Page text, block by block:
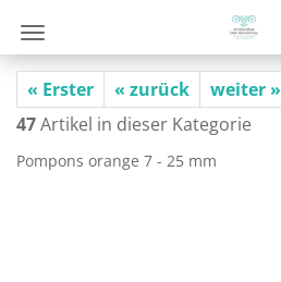
« Erster « zurück weiter »
47Artikel in dieser Kategorie
Pom­pons oran­ge 7 - 25 mm